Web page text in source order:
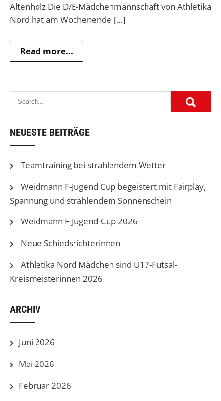
Altenholz Die D/E-Mädchenmannschaft von Athletika
Nord hat am Wochenende […]
Read more...
NEUESTE BEITRÄGE
Teamtraining bei strahlendem Wetter
Weidmann F-Jugend Cup begeistert mit Fairplay,
Spannung und strahlendem Sonnenschein
Weidmann F-Jugend-Cup 2026
Neue Schiedsrichterinnen
Athletika Nord Mädchen sind U17-Futsal-
Kreismeisterinnen 2026
ARCHIV
Juni 2026
Mai 2026
Februar 2026